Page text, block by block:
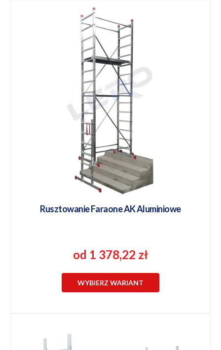
Rusztowanie Faraone AK Aluminiowe
od 1 378,22 zł
WYBIERZ WARIANT